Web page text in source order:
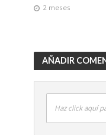
2 meses
AÑADIR
Haz click aquí